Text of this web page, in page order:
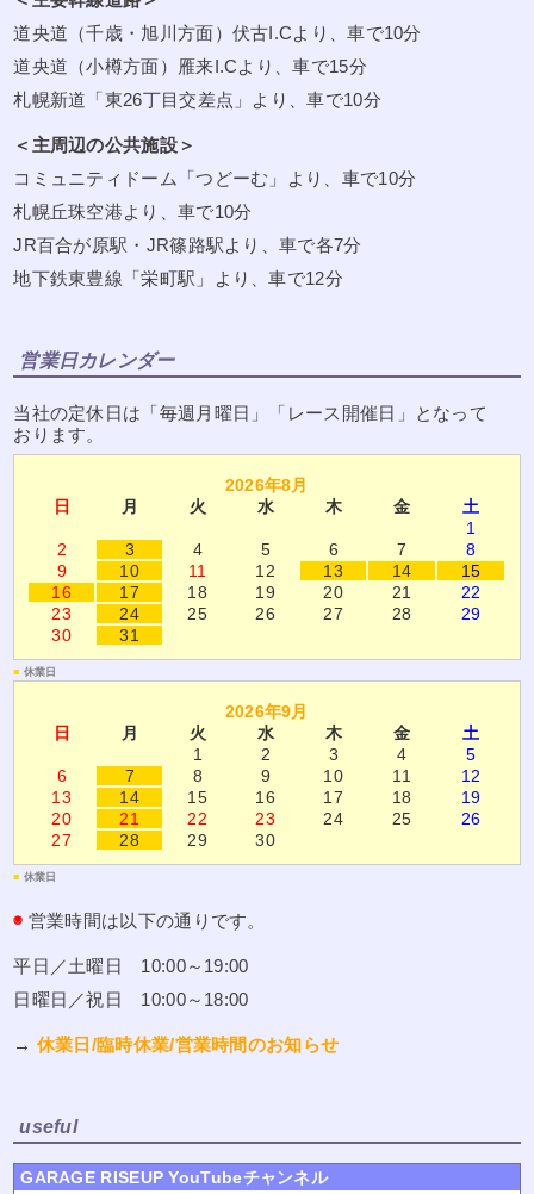
道央道（千歳・旭川方面）伏古I.Cより、車で10分
道央道（小樽方面）雁来I.Cより、車で15分
札幌新道「東26丁目交差点」より、車で10分
＜主周辺の公共施設＞
コミュニティドーム「つどーむ」より、車で10分
札幌丘珠空港より、車で10分
JR百合が原駅・JR篠路駅より、車で各7分
地下鉄東豊線「栄町駅」より、車で12分
営業日カレンダー
当社の定休日は「毎週月曜日」「レース開催日」となって
おります。
2026年8月
日
月 火 水 木 金
土
1
2
3 4 5 6 7
8
9
10 11 12 13 14
15
16
17 18 19 20 21
22
23
24 25 26 27 28
29
30
31
■ 休業日
2026年9月
日
月 火 水 木 金
土
1
2 3 4
5
6
7 8 9 10 11
12
13
14 15 16 17 18
19
20
21 22 23 24 25
26
27
28 29 30
■ 休業日
◉ 営業時間は以下の通りです。
平日／土曜日 10:00～19:00
日曜日／祝日 10:00～18:00
→ 休業日/臨時休業/営業時間のお知らせ
useful
GARAGE RISEUP YouTubeチャンネル